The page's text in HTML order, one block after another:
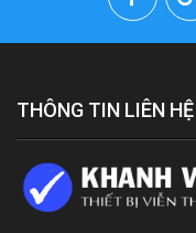
THÔNG TIN LIÊN HỆ